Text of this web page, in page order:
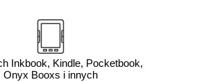
Inkbook, Kindle, Pocketbook,
Onyx Booxs i innych